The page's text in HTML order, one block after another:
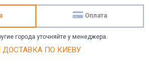
Оплата
города уточняйте у менеджера.
ДОСТАВКА ПО КИЕВУ